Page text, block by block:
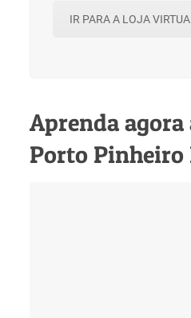
IR PARA A LOJA
Aprenda agora
Porto Pinheiro